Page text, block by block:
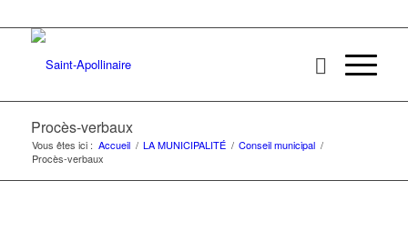
Procès-verbaux
Vous êtes ici : Accueil / LA MUNICIPALITÉ / Conseil municipal /
Procès-verbaux